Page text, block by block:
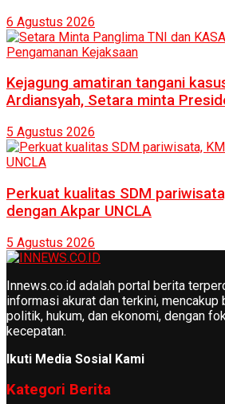
6 Agustus 2026
Kejagung amatiran tangani
Ardiansyah, Setara minta
5 Agustus 2026
Perkuat kualitas SDM
dengan Akpar UNCLA
5 Agustus 2026
Innews.co.id adalah portal berita
informasi akurat dan terkini,
politik, hukum, dan ekonomi, dengan
kecepatan.
Ikuti Media Sosial Kami
Kategori Berita